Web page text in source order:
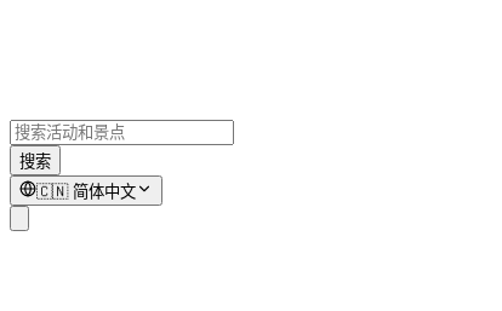
搜索
🇨🇳 简体中文